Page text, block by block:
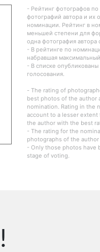
- Рейтинг фотографов
фотографий автора и их
номинации. Рейтинг в
меньшей степени для
одна фотография
- В рейтинге по
набравшая
- В списке
голосования.
- The rating of
best photos of the author
nomination. Rating in the
account to a lesser
the author with the best
- The rating for the
photographs of the
- Only those photos have
stage of voting.
!